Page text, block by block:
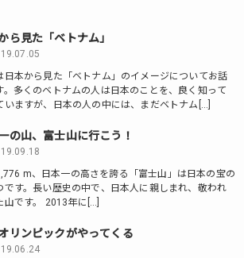
ら見た「ベトナム」
日本から見た「ベトナム」のイメージについてお話
。多くのベトナムの人は日本のことを、良く知って
いますが、日本の人の中には、まだベトナム[…]
の山、富士山に行こう！
m、日本一の高さを誇る「富士山」は日本の宝の
です。長い歴史の中で、日本人に親しまれ、敬われ
山です。 2013年に[…]
リンピックがやってくる